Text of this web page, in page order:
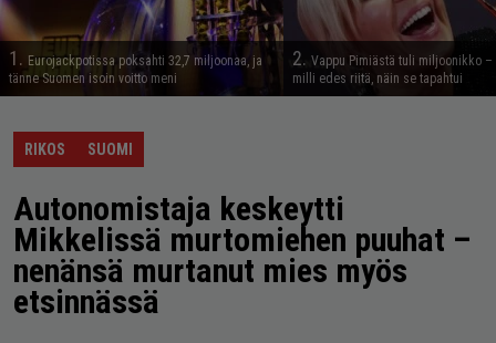
1. Eurojackpotissa poksahti 32,7 miljoonaa, ja
tänne Suomen isoin voitto meni
2. Vappu Pimiästä tuli miljoonikko
milli edes riitä, näin se tapahtui
RIKOS SUOMI
Autonomistaja keskeytti
Mikkelissä murtomiehen puuhat –
nenänsä murtanut mies myös
etsinnässä